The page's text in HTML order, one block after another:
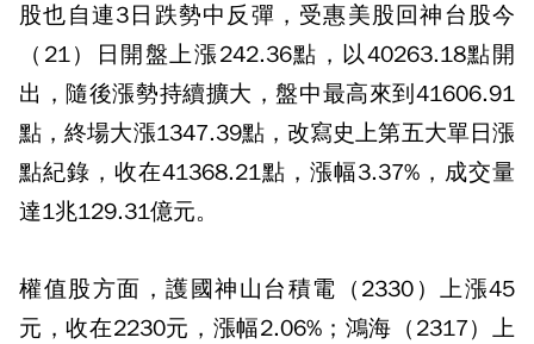
股也自連3日跌勢中反彈，受惠美股回神台股今
（21）日開盤上漲242.36點，以40263.18點開
出，隨後漲勢持續擴大，盤中最高來到41606.91
點，終場大漲1347.39點，改寫史上第五大單日漲
點紀錄，收在41368.21點，漲幅3.37%，成交量
達1兆129.31億元。
權值股方面，護國神山台積電（2330）上漲45
元，收在2230元，漲幅2.06%；鴻海（2317）上